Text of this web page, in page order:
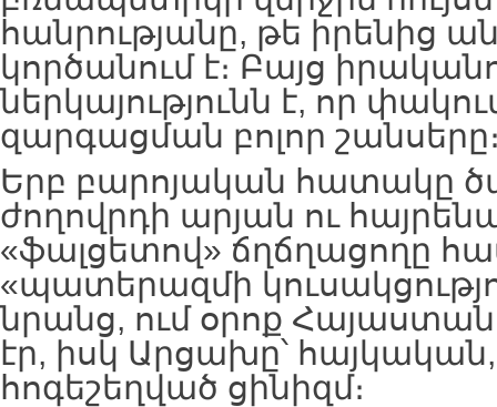
հանրությանը, թե իրենից
կործանում է։ Բայց
ներկայությունն է, որ
զարգացման բոլոր
Երբ բարոյական հատակը
ժողովրդի արյան ու
«ֆալցետով» ճղճղացողը
«պատերազմի
նրանց, ում օրոք
էր, իսկ Արցախը՝
հոգեշեղված ցինիզմ։